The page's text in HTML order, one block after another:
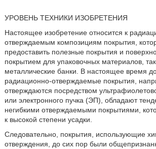
УРОВЕНЬ ТЕХНИКИ ИЗОБРЕТЕНИЯ
Настоящее изобретение относится к
отверждаемым композициям покрытия,
предоставить полезные покрытия и
покрытием для упаковочных материалов,
металлические банки. В настоящее время
радиационно-отверждаемые покрытия,
отверждаются посредством
или электронного пучка (ЭП), обладают
негибкими отверждаемыми покрытиями,
к высокой степени усадки.
Следовательно, покрытия, использующие
отверждения, до сих пор были